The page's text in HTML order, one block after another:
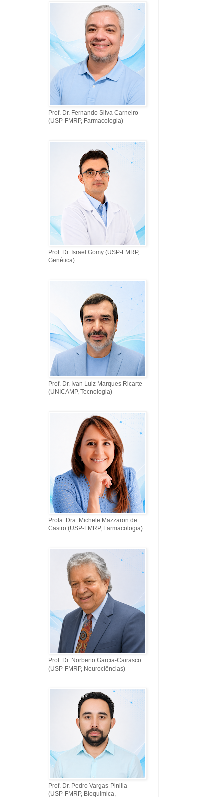
Prof. Dr. Fernando Silva Carneiro
(USP-FMRP, Farmacologia)
Prof. Dr. Israel Gomy (USP-FMRP,
Genética)
Prof. Dr. Ivan Luiz Marques Ricarte
(UNICAMP, Tecnologia)
Profa. Dra. Michele Mazzaron de
Castro (USP-FMRP, Farmacologia)
Prof. Dr. Norberto Garcia-Cairasco
(USP-FMRP, Neurociências)
Prof. Dr. Pedro Vargas-Pinilla
(USP-FMRP, Bioquimica,